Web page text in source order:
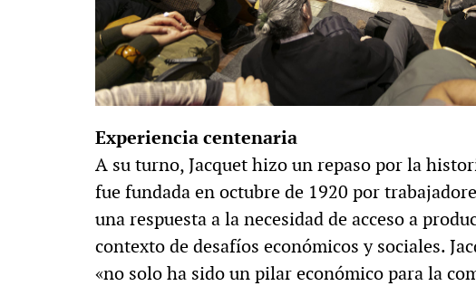
Experiencia centenaria
A su turno, Jacquet hizo un repaso por la
fue fundada en octubre de 1920 por
una respuesta a la necesidad de acceso a
contexto de desafíos económicos y sociales.
«no solo ha sido un pilar económico para la